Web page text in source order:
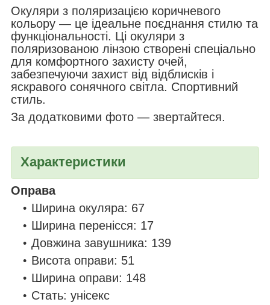
Окуляри з поляризацією коричневого
кольору — це ідеальне поєднання стилю та
функціональності. Ці окуляри з
поляризованою лінзою створені спеціально
для комфортного захисту очей,
забезпечуючи захист від відблисків і
яскравого сонячного світла. Спортивний
стиль.
За додатковими фото — звертайтеся.
Характеристики
Оправа
Ширина окуляра: 67
Ширина перенісся: 17
Довжина завушника: 139
Висота оправи: 51
Ширина оправи: 148
Стать: унісекс